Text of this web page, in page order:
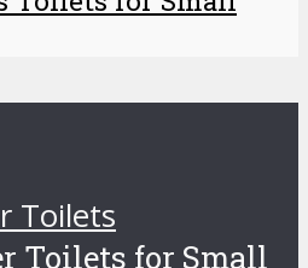
Toilets for Small